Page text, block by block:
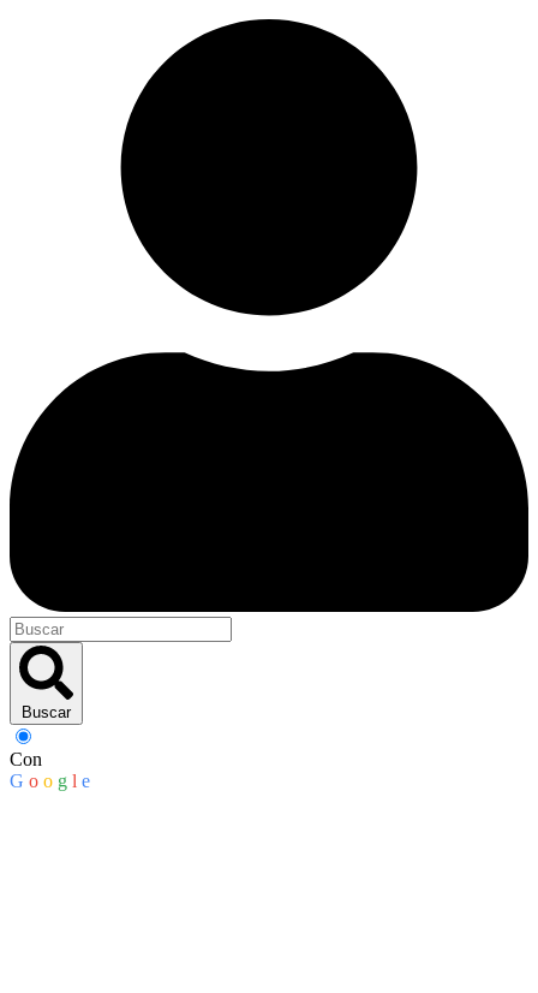
Buscar
Con
G o o g l e